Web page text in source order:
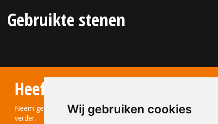
Wij gebruiken cookies
Gebruikte stenen
Heeft u vragen?
Neem gerust contact met ons op! We helpen u graag
verder.